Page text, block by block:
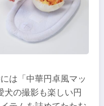
は「中華円卓風マッ
犬の撮影も楽しい円